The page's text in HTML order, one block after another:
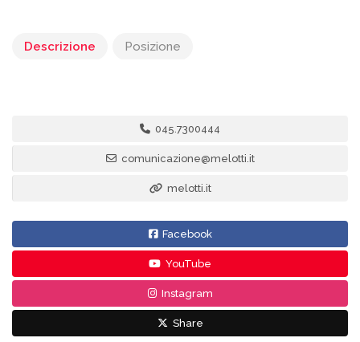
Descrizione Posizione
045.7300444
comunicazione@melotti.it
melotti.it
Facebook
YouTube
Instagram
Share